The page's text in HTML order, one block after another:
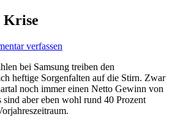
Krise
verfassen
bei Samsung treiben den
heftige Sorgenfalten auf die Stirn. Zwar
noch immer einen Netto Gewinn von
aber eben wohl rund 40 Prozent